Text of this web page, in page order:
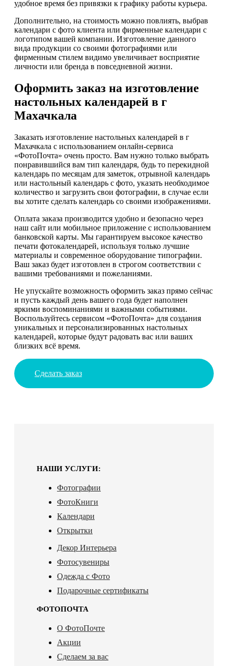
удобное время без привязки к графику работы курьера.
Дополнительно, на стоимость можно повлиять, выбрав
календари с фото клиента или фирменные календари с
логотипом вашей компании. Изготовление данного
вида продукции со своими фотографиями или
фирменным стилем видимо увеличивает восприятие
личности или бренда в повседневной жизни.
Оформить заказ на изготовление
настольных календарей в г
Махачкала
Заказать изготовление настольных календарей в г
Махачкала с использованием онлайн-сервиса
«ФотоПочта» очень просто. Вам нужно только выбрать
понравившийся вам тип календаря, будь то перекидной
календарь по месяцам для заметок, отрывной календарь
или настольный календарь с фото, указать необходимое
количество и загрузить свои фотографии, в случае если
вы хотите сделать календарь со своими изображениями.
Оплата заказа производится удобно и безопасно через
наш сайт или мобильное приложение с использованием
банковской карты. Мы гарантируем высокое качество
печати фотокалендарей, используя только лучшие
материалы и современное оборудование типографии.
Ваш заказ будет изготовлен в строгом соответствии с
вашими требованиями и пожеланиями.
Не упускайте возможность оформить заказ прямо сейчас
и пусть каждый день вашего года будет наполнен
яркими воспоминаниями и важными событиями.
Воспользуйтесь сервисом «ФотоПочта» для создания
уникальных и персонализированных настольных
календарей, которые будут радовать вас или ваших
близких всё время.
Сделать заказ
НАШИ УСЛУГИ:
Фотографии
ФотоКниги
Календари
Открытки
Декор Интерьера
Фотосувениры
Одежда с Фото
Подарочные сертификаты
ФОТОПОЧТА
О ФотоПочте
Акции
Сделаем за вас